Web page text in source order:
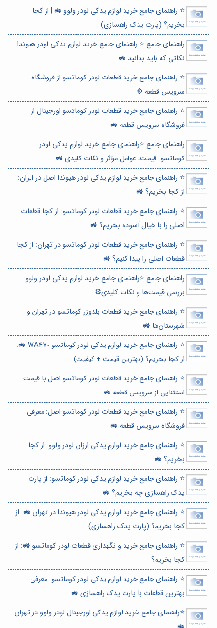
⭐️ راهنمای جامع خرید لوازم یدکی لودر ولوو 🚜 | از کجا
بخریم؟ (پارت یدک راهسازی)
راهنمای جامع ⭐️ راهنمای جامع خرید لوازم یدکی لودر هیوندا:
نکاتی که باید بدانید 🚜
⭐️ راهنمای جامع خرید قطعات لودر کوماتسو از فروشگاه
سرویس قطعه ⚙️
⭐️ راهنمای جامع خرید قطعات لودر کوماتسو اورجینال از
فروشگاه سرویس قطعه 🚜
راهنمای جامع ⭐️راهنمای جامع خرید لوازم یدکی لودر
کوماتسو: قیمت، عوامل مؤثر و نکات کلیدی 🚜
⭐️ راهنمای جامع خرید لوازم یدکی لودر هیوندا اصل در ایران:
از کجا بخریم؟ 🚜
⭐️ راهنمای جامع خرید قطعات لودر کوماتسو: از کجا قطعات
اصلی را با خیال آسوده بخریم؟ 🚜
⭐️ راهنمای جامع خرید قطعات لودر کوماتسو در تهران: از کجا
قطعات اصلی را پیدا کنیم؟ 🚜
راهنمای جامع ⭐️راهنمای جامع خرید لوازم یدکی لودر ولوو:
بررسی قیمت‌ها و نکات کلیدی⚙️
⭐️ راهنمای جامع خرید قطعات بلدوزر کوماتسو در تهران و
شهرستان‌ها 🚜
⭐️ راهنمای جامع خرید لوازم یدکی لودر کوماتسو WA470 🚜:
از کجا بخریم؟ (بهترین قیمت + کیفیت)
⭐️ راهنمای جامع خرید قطعات لودر کوماتسو اصل با قیمت
استثنایی از سرویس قطعه 🚜
⭐️ راهنمای جامع خرید قطعات لودر کوماتسو اصل: معرفی
فروشگاه سرویس قطعه 🚜
⭐️ راهنمای جامع خرید لوازم یدکی ارزان لودر ولوو: از کجا
بخریم؟ 🚜
⭐️ راهنمای جامع خرید لوازم یدکی لودر کوماتسو: از پارت
یدک راهسازی چه بخریم؟ 🚜
⭐️ راهنمای جامع خرید لوازم یدکی لودر هیوندا در تهران 🚜: از
کجا بخریم؟ (پارت یدک راهسازی)
⭐️ راهنمای جامع خرید و نگهداری قطعات لودر کوماتسو 🚜: از
کجا بخریم؟
⭐️ راهنمای جامع خرید لوازم یدکی لودر کوماتسو: معرفی
بهترین قطعات با پارت یدک راهسازی 🚜
⭐️راهنمای جامع خرید لوازم یدکی اورجینال لودر ولوو در تهران